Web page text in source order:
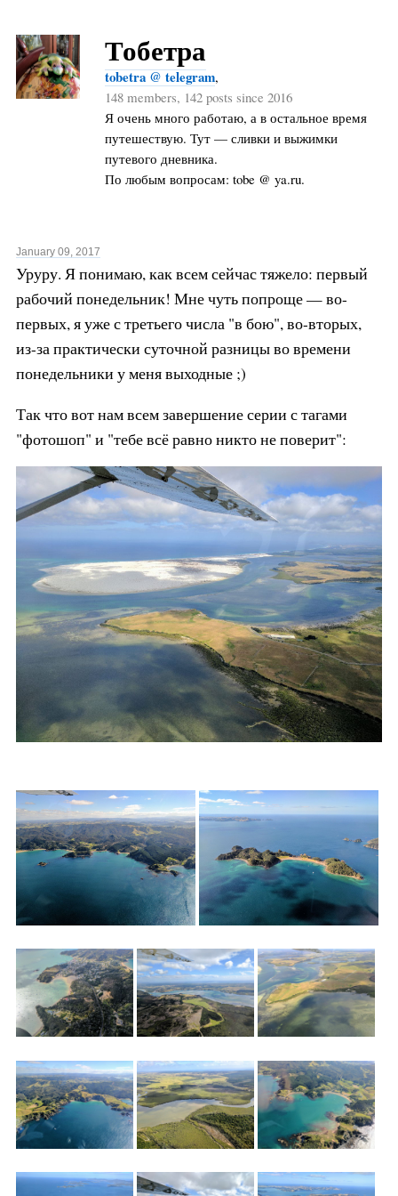
Тобетра
tobetra @ telegram,
148 members, 142 posts since 2016
Я очень много работаю, а в остальное время
путешествую. Тут — сливки и выжимки
путевого дневника.
По любым вопросам: tobe @ ya.ru.
January 09, 2017
Уруру. Я понимаю, как всем сейчас тяжело: первый
рабочий понедельник! Мне чуть попроще — во-
первых, я уже с третьего числа "в бою", во-вторых,
из-за практически суточной разницы во времени
понедельники у меня выходные ;)
Так что вот нам всем завершение серии с тагами
"фотошоп" и "тебе всё равно никто не поверит":